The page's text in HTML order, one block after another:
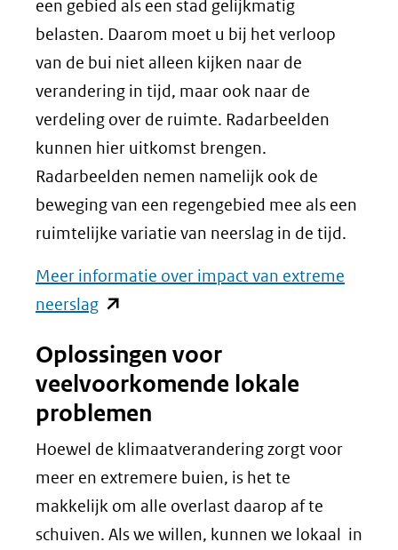
een gebied als een stad gelijkmatig
belasten. Daarom moet u bij het verloop
van de bui niet alleen kijken naar de
verandering in tijd, maar ook naar de
verdeling over de ruimte. Radarbeelden
kunnen hier uitkomst brengen.
Radarbeelden nemen namelijk ook de
beweging van een regengebied mee als een
ruimtelijke variatie van neerslag in de tijd.
Meer informatie over impact van extreme
neerslag(opent
nieuw
venster)
(verwijst
naar
een
andere
website)
Oplossingen voor
veelvoorkomende lokale
problemen
Hoewel de klimaatverandering zorgt voor
meer en extremere buien, is het te
makkelijk om alle overlast daarop af te
schuiven. Als we willen, kunnen we lokaal in